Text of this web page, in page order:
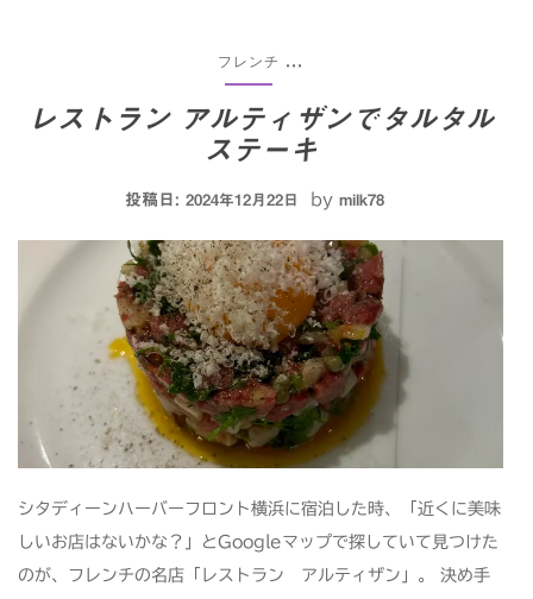
フレンチ
レストラン アルティザンでタルタル
ステーキ
投稿日: 2024年12月22日 by milk78
シタディーンハーバーフロント横浜に宿泊した時、「近くに美味
しいお店はないかな？」とGoogleマップで探していて見つけた
のが、フレンチの名店「レストラン アルティザン」。 決め手